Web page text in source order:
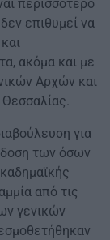
περισσότερο
επιθυμεί να
ακόμα και με
Αρχών και
για
των όσων
από τις
γενικών